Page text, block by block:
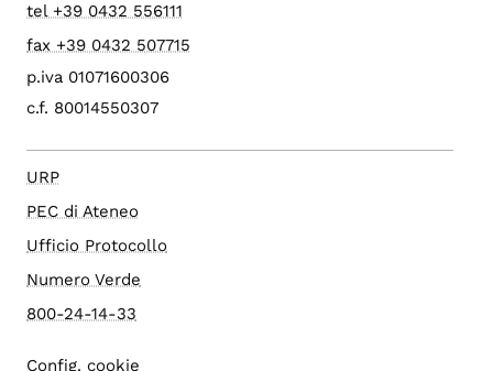
tel +39 0432 556111
fax +39 0432 507715
p.iva 01071600306
c.f. 80014550307
URP
PEC di Ateneo
Ufficio Protocollo
Numero Verde
800-24-14-33
Config. cookie